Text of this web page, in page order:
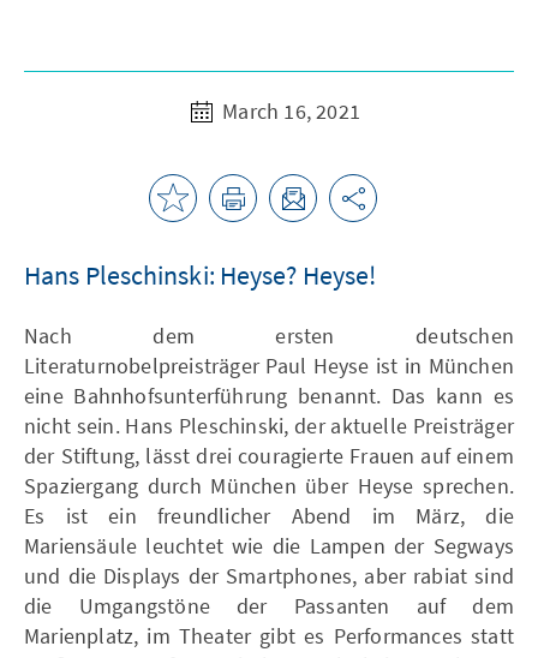
March 16, 2021
Hans Pleschinski: Heyse? Heyse!
Nach dem ersten deutschen
Literaturnobelpreisträger Paul Heyse ist in München
eine Bahnhofsunterführung benannt. Das kann es
nicht sein. Hans Pleschinski, der aktuelle Preisträger
der Stiftung, lässt drei couragierte Frauen auf einem
Spaziergang durch München über Heyse sprechen.
Es ist ein freundlicher Abend im März, die
Mariensäule leuchtet wie die Lampen der Segways
und die Displays der Smartphones, aber rabiat sind
die Umgangstöne der Passanten auf dem
Marienplatz, im Theater gibt es Performances statt